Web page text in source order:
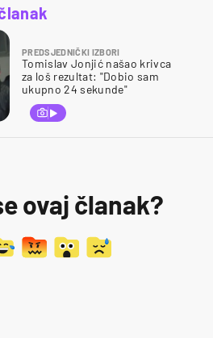
PREDSJEDNIČKI IZBORI
Tomislav Jonjić našao krivca
za loš rezultat: "Dobio sam
ukupno 24 sekunde"
ovaj članak?